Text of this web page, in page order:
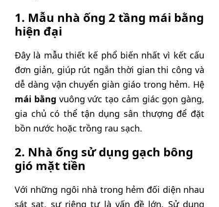
1. Mẫu nhà ống 2 tầng mái bằng
hiện đại
Đây là mẫu thiết kế phổ biến nhất vì kết cấu
đơn giản, giúp rút ngắn thời gian thi công và
dễ dàng vận chuyển giàn giáo trong hẻm. Hệ
mái bằng vuông vức tạo cảm giác gọn gàng,
gia chủ có thể tận dụng sân thượng để đặt
bồn nước hoặc trồng rau sạch.
2. Nhà ống sử dụng gạch bông
gió mặt tiền
Với những ngôi nhà trong hẻm đối diện nhau
sát sạt, sự riêng tư là vấn đề lớn. Sử dụng